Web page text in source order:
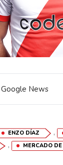
News
ENZO DÍAZ ,
, MERCADO